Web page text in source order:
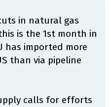
in natural gas
is the 1st month in
has imported more
than via pipeline
calls for efforts